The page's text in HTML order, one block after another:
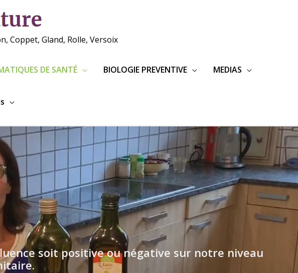
Coppet, Gland, Rolle, Versoix
DE SANTÉ BIOLOGIE PREVENTIVE MEDIAS
soit positive ou négative sur notre niveau